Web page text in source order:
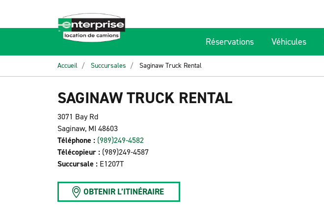
Réservations Véhicules
Accueil Succursales Saginaw Truck Rental
SAGINAW TRUCK RENTAL
3071 Bay Rd
Saginaw, MI 48603
Téléphone : (989)249-4582
Télécopieur : (989)249-4587
Succursale : E1207T
OBTENIR L’ITINÉRAIRE